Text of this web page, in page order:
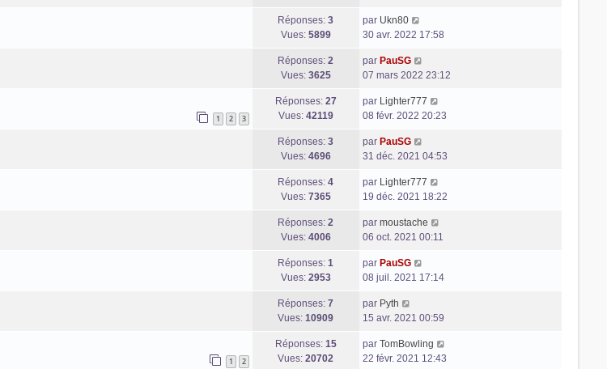
Réponses:3
Vues: 5899
par Ukn80
30 avr. 2022 17:58
Réponses:2
Vues: 3625
par PauSG
07 mars 2022 23:12
1 2 3
Réponses: 27
Vues: 42119
par Lighter777
08 févr. 2022 20:23
Réponses:3
Vues: 4696
par PauSG
31 déc. 2021 04:53
Réponses:4
Vues: 7365
par Lighter777
19 déc. 2021 18:22
Réponses:2
Vues: 4006
par moustache
06 oct. 2021 00:11
Réponses:1
Vues: 2953
par PauSG
08 juil. 2021 17:14
Réponses:7
Vues:10909
par Pyth
15 avr. 2021 00:59
1 2
Réponses: 15
Vues:20702
par TomBowling
22 févr. 2021 12:43